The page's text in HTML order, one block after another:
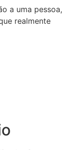
a uma pessoa,
realmente